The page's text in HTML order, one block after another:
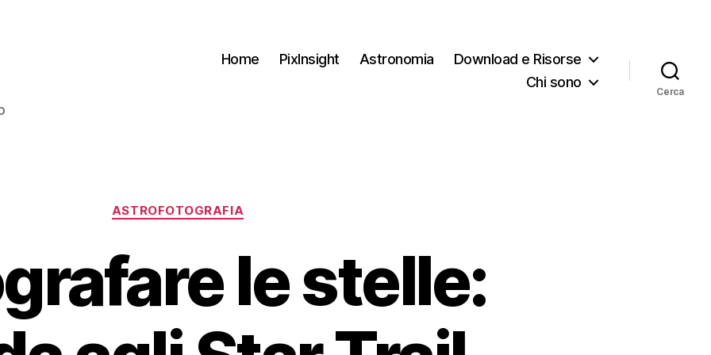
Home PixInsight Astronomia
Download e Risorse
Chi sono
Cerca
Categorie
ASTROFOTOGRAFIA
le stelle: